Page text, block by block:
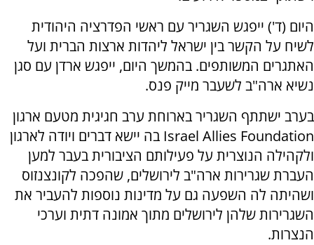
היום (ד') ייפגש השגריר עם ראשי הפדרציה היהודית
לשיח על הקשר בין ישראל ליהדות ארצות הברית ועל
האתגרים המשותפים. בהמשך היום, ייפגש ארדן עם סגן
נשיא ארה"ב לשעבר מייק פנס.
בערב ישתתף השגריר בארוחת ערב חגיגית מטעם ארגון
Israel Allies Foundation בה יישא דברים ויודה לארגון
ולקהילה הנוצרית על פעילותם הציבורית בעבר למען
העברת שגרירות ארה"ב לירושלים, שהפכה לקונצנזוס
ושהיתה לה השפעה גם על מדינות נוספות להעביר את
השגרירות שלהן לירושלים מתוך אמונה דתית וערכי
הנצרות.